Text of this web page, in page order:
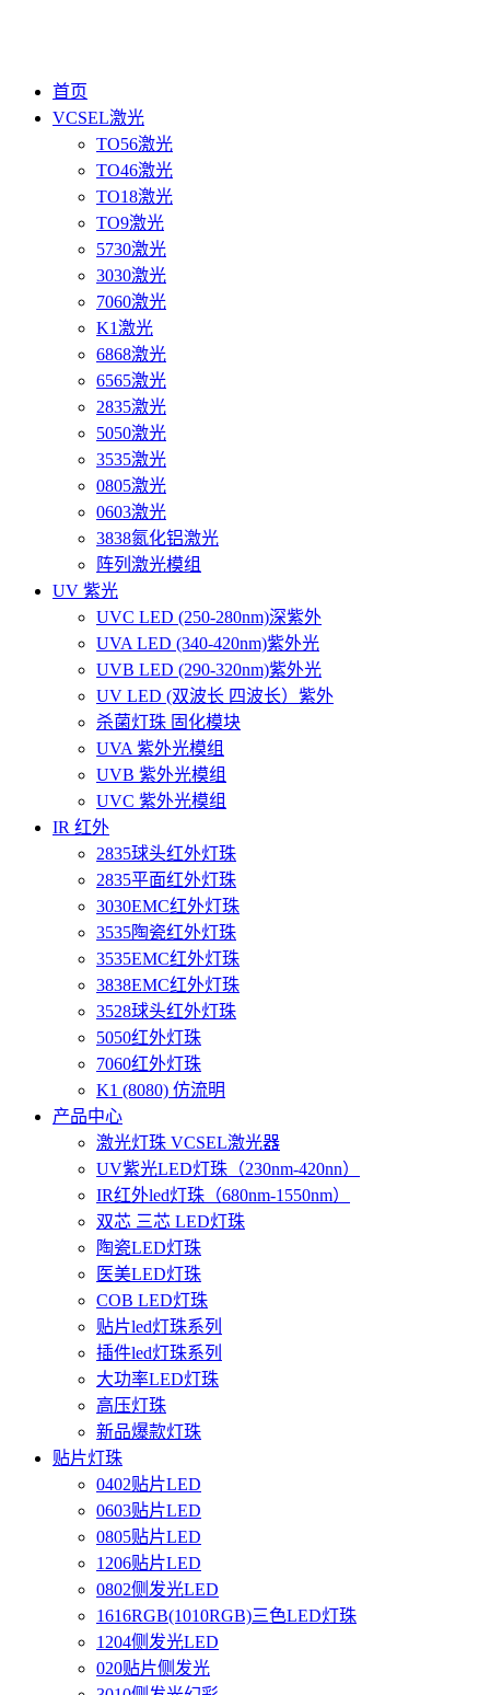
首页
VCSEL激光
TO56激光
TO46激光
TO18激光
TO9激光
5730激光
3030激光
7060激光
K1激光
6868激光
6565激光
2835激光
5050激光
3535激光
0805激光
0603激光
3838氮化铝激光
阵列激光模组
UV 紫光
UVC LED (250-280nm)深紫外
UVA LED (340-420nm)紫外光
UVB LED (290-320nm)紫外光
UV LED (双波长 四波长）紫外
杀菌灯珠 固化模块
UVA 紫外光模组
UVB 紫外光模组
UVC 紫外光模组
IR 红外
2835球头红外灯珠
2835平面红外灯珠
3030EMC红外灯珠
3535陶瓷红外灯珠
3535EMC红外灯珠
3838EMC红外灯珠
3528球头红外灯珠
5050红外灯珠
7060红外灯珠
K1 (8080) 仿流明
产品中心
激光灯珠 VCSEL激光器
UV紫光LED灯珠（230nm-420nn）
IR红外led灯珠（680nm-1550nm）
双芯 三芯 LED灯珠
陶瓷LED灯珠
医美LED灯珠
COB LED灯珠
贴片led灯珠系列
插件led灯珠系列
大功率LED灯珠
高压灯珠
新品爆款灯珠
贴片灯珠
0402贴片LED
0603贴片LED
0805贴片LED
1206贴片LED
0802侧发光LED
1616RGB(1010RGB)三色LED灯珠
1204侧发光LED
020贴片侧发光